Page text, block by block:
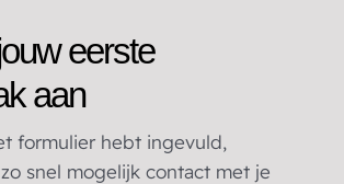
eerste
aan
formulier hebt ingevuld,
snel mogelijk contact met je